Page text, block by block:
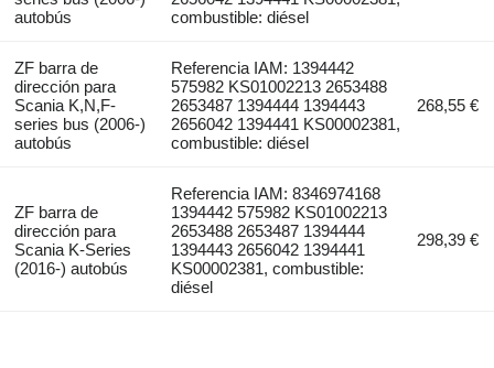
autobús
combustible: diésel
ZF barra de
dirección para
Scania K,N,F-
series bus (2006-)
autobús
Referencia IAM: 1394442
575982 KS01002213 2653488
2653487 1394444 1394443
2656042 1394441 KS00002381,
combustible: diésel
268,55 €
ZF barra de
dirección para
Scania K-Series
(2016-) autobús
Referencia IAM: 8346974168
1394442 575982 KS01002213
2653488 2653487 1394444
1394443 2656042 1394441
KS00002381, combustible:
diésel
298,39 €